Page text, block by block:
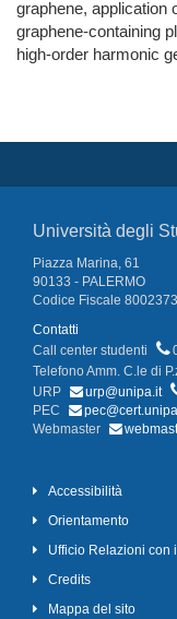
graphene, application
graphene-containing
high-order harmonic
Università degli
Piazza Marina, 61
90133 - PALERMO
Codice Fiscale
Contatti
Call center studenti
Telefono Amm. C.le di
URP
urp@unipa.it
PEC
Webmaster
Accessibilità
Orientamento
Ufficio Relazioni con
Credits
Mappa del sito